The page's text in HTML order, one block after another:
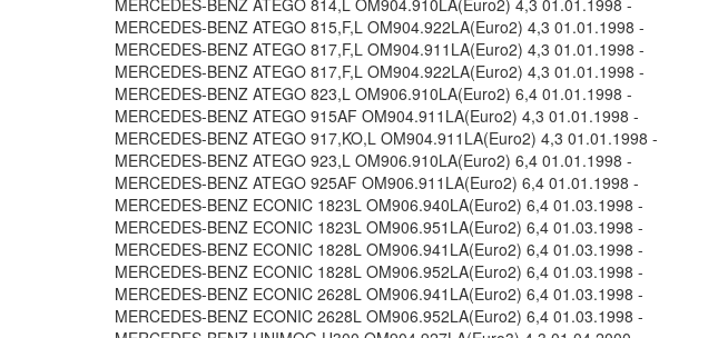
MERCEDES-BENZ ATEGO 814,L OM904.910LA(Euro2) 4,3 01.01.1998 -
MERCEDES-BENZ ATEGO 815,F,L OM904.922LA(Euro2) 4,3 01.01.1998 -
MERCEDES-BENZ ATEGO 817,F,L OM904.911LA(Euro2) 4,3 01.01.1998 -
MERCEDES-BENZ ATEGO 817,F,L OM904.922LA(Euro2) 4,3 01.01.1998 -
MERCEDES-BENZ ATEGO 823,L OM906.910LA(Euro2) 6,4 01.01.1998 -
MERCEDES-BENZ ATEGO 915AF OM904.911LA(Euro2) 4,3 01.01.1998 -
MERCEDES-BENZ ATEGO 917,KO,L OM904.911LA(Euro2) 4,3 01.01.1998 -
MERCEDES-BENZ ATEGO 923,L OM906.910LA(Euro2) 6,4 01.01.1998 -
MERCEDES-BENZ ATEGO 925AF OM906.911LA(Euro2) 6,4 01.01.1998 -
MERCEDES-BENZ ECONIC 1823L OM906.940LA(Euro2) 6,4 01.03.1998 -
MERCEDES-BENZ ECONIC 1823L OM906.951LA(Euro2) 6,4 01.03.1998 -
MERCEDES-BENZ ECONIC 1828L OM906.941LA(Euro2) 6,4 01.03.1998 -
MERCEDES-BENZ ECONIC 1828L OM906.952LA(Euro2) 6,4 01.03.1998 -
MERCEDES-BENZ ECONIC 2628L OM906.941LA(Euro2) 6,4 01.03.1998 -
MERCEDES-BENZ ECONIC 2628L OM906.952LA(Euro2) 6,4 01.03.1998 -